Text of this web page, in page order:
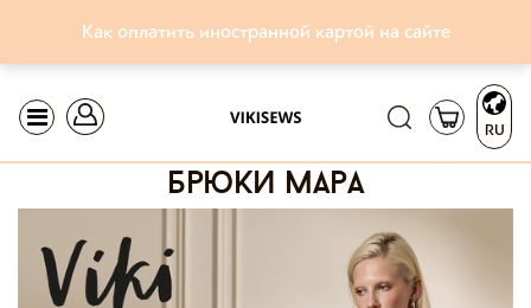
Как оплатить иностранной картой на сайте
RU
брюки мара